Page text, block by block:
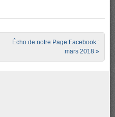
Écho de notre Page Facebook :
mars 2018 »